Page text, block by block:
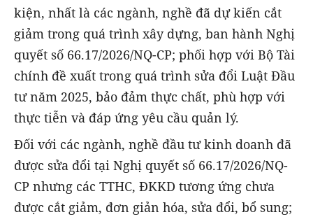
kiện, nhất là các ngành, nghề đã dự kiến cắt
giảm trong quá trình xây dựng, ban hành Nghị
quyết số 66.17/2026/NQ-CP; phối hợp với Bộ Tài
chính đề xuất trong quá trình sửa đổi Luật Đầu
tư năm 2025, bảo đảm thực chất, phù hợp với
thực tiễn và đáp ứng yêu cầu quản lý.
Đối với các ngành, nghề đầu tư kinh doanh đã
được sửa đổi tại Nghị quyết số 66.17/2026/NQ-
CP nhưng các TTHC, ĐKKD tương ứng chưa
được cắt giảm, đơn giản hóa, sửa đổi, bổ sung;